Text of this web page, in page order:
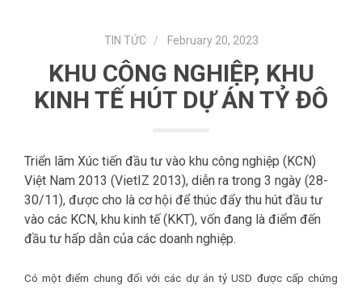
TIN TỨC February 20, 2023
KHU CÔNG NGHIỆP, KHU
KINH TẾ HÚT DỰ ÁN TỶ ĐÔ
Triển lãm Xúc tiến đầu tư vào khu công nghiệp (KCN)
Việt Nam 2013 (VietIZ 2013), diễn ra trong 3 ngày (28-
30/11), được cho là cơ hội để thúc đẩy thu hút đầu tư
vào các KCN, khu kinh tế (KKT), vốn đang là điểm đến
đầu tư hấp dẫn của các doanh nghiệp.
Có một điểm chung đối với các dự án tỷ USD được cấp chứng